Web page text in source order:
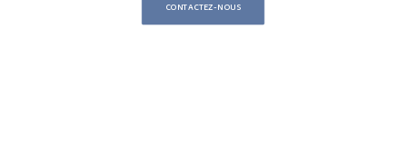
CONTACTEZ-NOUS